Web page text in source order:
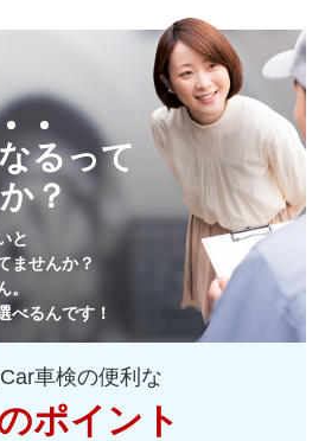
るって
？
と
ませんか？
。
べるんです！
車検の便利な
ポイント